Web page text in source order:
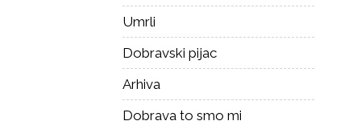
Umrli
Dobravski pijac
Arhiva
Dobrava to smo mi